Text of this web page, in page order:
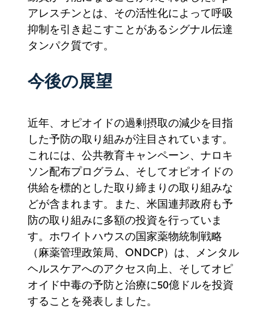
アレスチンとは、その活性化によって呼吸
抑制を引き起こすことがあるシグナル伝達
タンパク質です。
今後の展望
近年、オピオイドの過剰摂取の減少を目指
した予防の取り組みが注目されています。
これには、公共教育キャンペーン、ナロキ
ソン配布プログラム、そしてオピオイドの
供給を標的とした取り締まりの取り組みな
どが含まれます。また、米国連邦政府も予
防の取り組みに多額の投資を行っていま
す。ホワイトハウスの国家薬物統制戦略
（麻薬管理政策局、ONDCP）は、メンタル
ヘルスケアへのアクセス向上、そしてオピ
オイド中毒の予防と治療に50億ドルを投資
することを発表しました。